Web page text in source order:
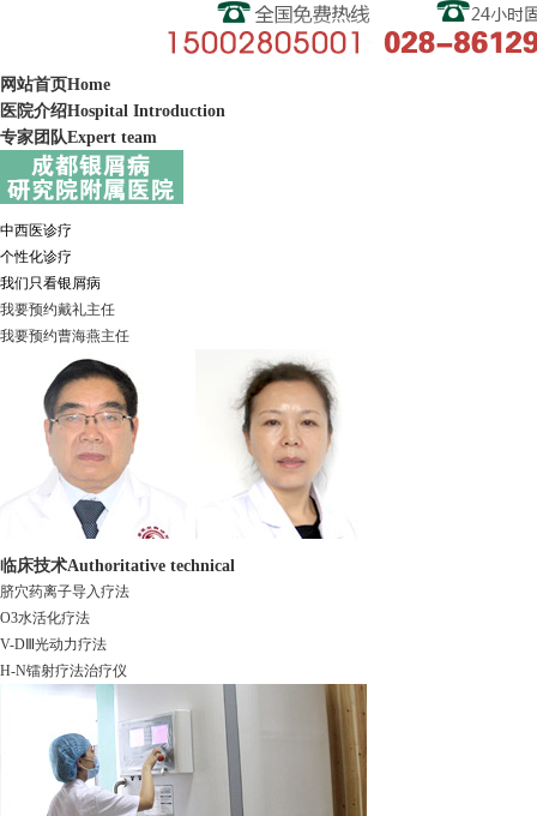
网站首页Home
医院介绍Hospital Introduction
专家团队Expert team
中西医诊疗
个性化诊疗
我们只看银屑病
我要预约戴礼主任
我要预约曹海燕主任
临床技术Authoritative technical
脐穴药离子导入疗法
O3水活化疗法
V-DⅢ光动力疗法
H-N镭射疗法治疗仪